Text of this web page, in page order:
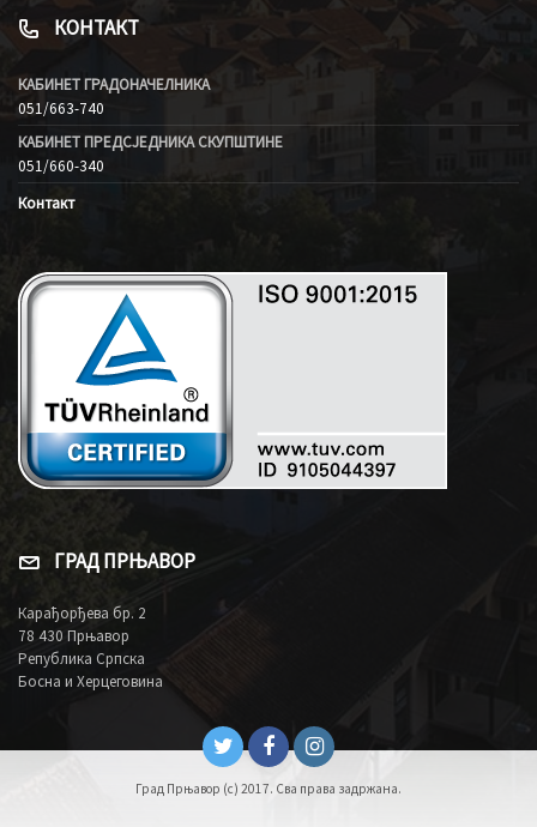
КОНТАКТ
КАБИНЕТ ГРАДОНАЧЕЛНИКА
051/663-740
КАБИНЕТ ПРЕДСЈЕДНИКА СКУПШТИНЕ
051/660-340
Контакт
ГРАД ПРЊАВОР
Карађорђева бр. 2
78 430 Прњавор
Република Српска
Босна и Херцеговина
Град Прњавор (c) 2017. Сва права задржана.